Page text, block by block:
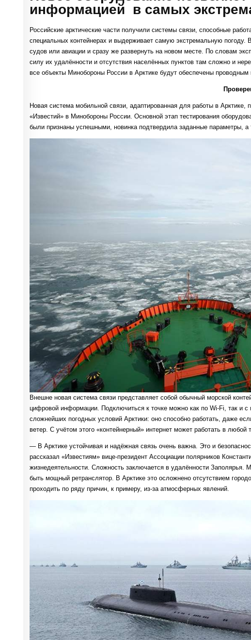
информацией в самых
Российские арктические части получили системы связи, способные
специальных контейнерах и выдерживает самую экстремальную
судов или авиации и сразу же развернуть на новом месте. По словам
силу их удалённости и отсутствия населённых пунктов там сложно и
все объекты Минобороны России в Арктике будут обеспечены проводным
Новая система мобильной связи, адаптированная для работы в
«Известий» в Минобороны России. Основной этап тестирования
были признаны успешными, новинка подтвердила заданные параметры, а
Внешне новая система связи представляет собой обычный морской
цифровой информации. Подключиться к точке можно как по Wi-Fi, так и
сложнейших погодных условий Арктики: оно способно работать, даже
ветер. С учётом этого «контейнерный» интернет может работать в любой
— В Арктике устойчивая и надёжная связь очень важна. Это и
рассказал «Известиям» вице-президент Ассоциации полярников
жизнедеятельности. Сложность заключается в удалённости
быть мощный ретранслятор. В Арктике это осложнено отсутствием
проходить по ряду причин, к примеру, из-за атмосферных явлений.